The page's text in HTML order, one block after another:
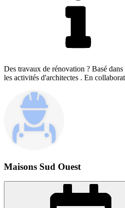
Des travaux de rénovation ? Basé
les activités d'architectes . En
Maisons Sud Ouest